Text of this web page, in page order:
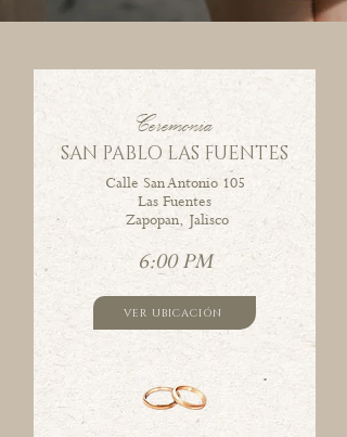
Ceremonia
SAN PABLO LAS FUENTES
Calle San Antonio 105
Las Fuentes
Zapopan, Jalisco
6:00 PM
VER UBICACIÓN